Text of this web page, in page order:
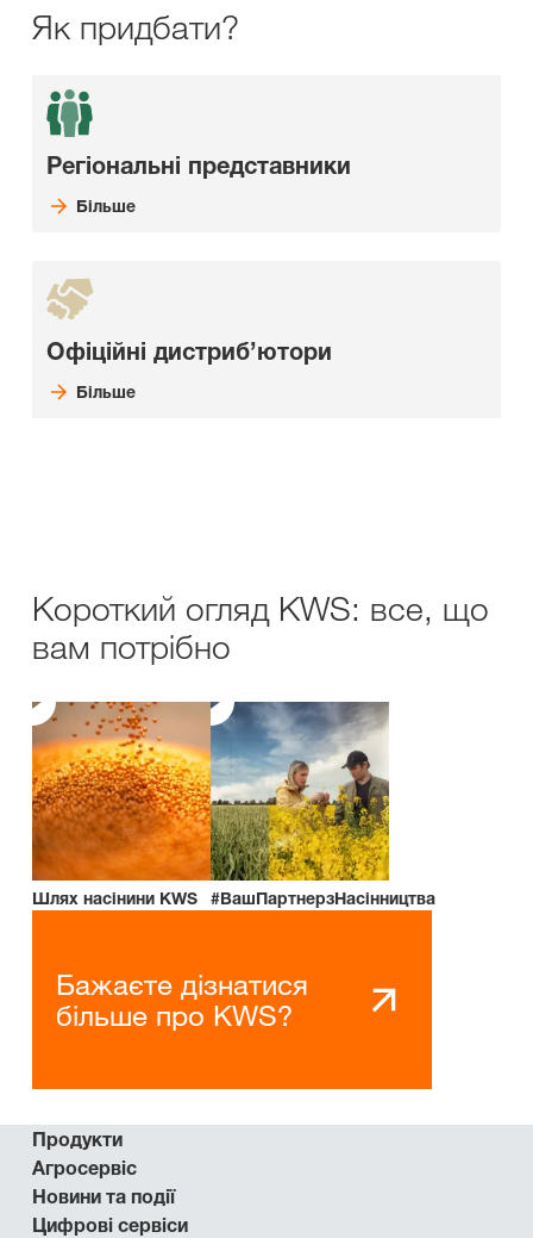
Як придбати?
Регіональні представники
Більше
Офіційні дистриб’ютори
Більше
Короткий огляд KWS: все, що
вам потрібно
Шлях насінини KWS #ВашПартнерзНасінництва
Бажаєте дізнатися
більше про KWS?
Продукти
Агросервіс
Новини та події
Цифрові сервіси